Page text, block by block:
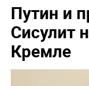
Путин и
Сисулит
Кремле